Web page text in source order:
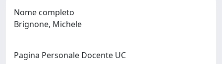
Nome completo
Brignone, Michele
Pagina Personale Docente UC